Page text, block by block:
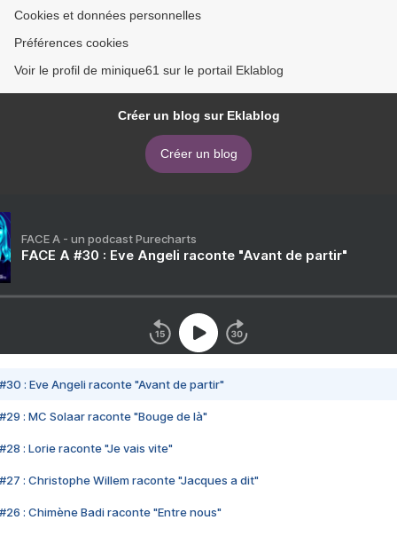
Cookies et données personnelles
Préférences cookies
Voir le profil de minique61 sur le portail Eklablog
Créer un blog sur Eklablog
Créer un blog
FACE A - un podcast Purecharts
FACE A #30 : Eve Angeli raconte "Avant de partir"
#30 : Eve Angeli raconte "Avant de partir"
#29 : MC Solaar raconte "Bouge de là"
#28 : Lorie raconte "Je vais vite"
#27 : Christophe Willem raconte "Jacques a dit"
#26 : Chimène Badi raconte "Entre nous"